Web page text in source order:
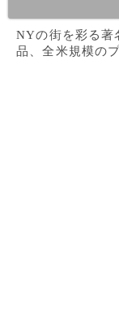
NYの街を彩る著
品、全米規模の